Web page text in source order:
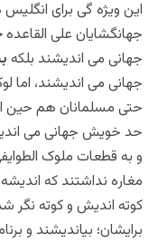
این ویژه گی برای
جهانگشایان علی القاعده
جهانی می اندیشند بلکه
جهانی می اندیشند، اما
حتی مسلمانان هم حین
حد خویش جهانی می
و به قطعات ملوک
مغاره نداشتند که
کوته اندیش و کوته نگر
برایشان؛ بیاندیشند و